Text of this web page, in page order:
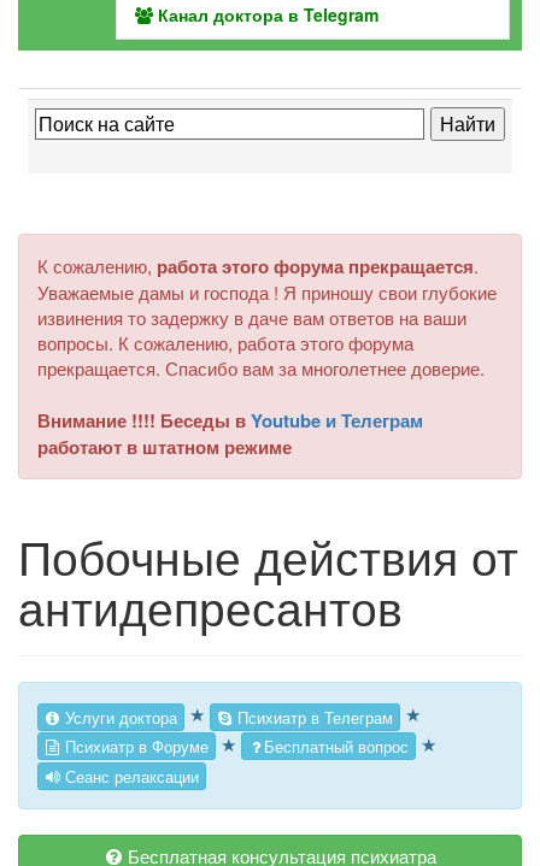
Канал доктора в Telegram
К сожалению, работа этого форума прекращается.
Уважаемые дамы и господа ! Я приношу свои глубокие
извинения то задержку в даче вам ответов на ваши
вопросы. К сожалению, работа этого форума
прекращается. Спасибо вам за многолетнее доверие.
Внимание !!!! Беседы вYoutube и Телеграм
работают в штатном режиме
Побочные действия от
антидепресантов
Услуги доктора ★ Психиатр в Телеграм ★
Психиатр в Форуме ★ Бесплатный вопрос ★
Сеанс релаксации
Бесплатная консультация психиатра